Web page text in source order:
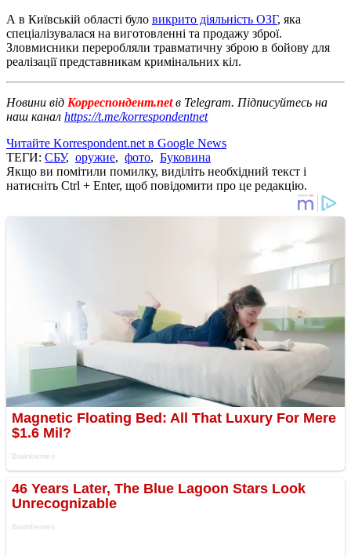
А в Київській області було викрито діяльність ОЗГ, яка
спеціалізувалася на виготовленні та продажу зброї.
Зловмисники переробляли травматичну зброю в бойову для
реалізації представникам кримінальних кіл.
Новини від Корреспондент.netв Telegram. Підписуйтесь на
наш канал https://t.me/korrespondentnet
Читайте Korrespondent.net в Google News
ТЕГИ: СБУ, оружие, фото, Буковина
Якщо ви помітили помилку, виділіть необхідний текст і
натисніть Ctrl + Enter, щоб повідомити про це редакцію.